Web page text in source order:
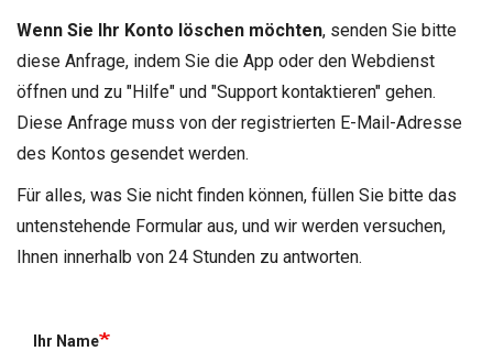
Wenn Sie Ihr Konto löschen möchten, senden Sie bitte
diese Anfrage, indem Sie die App oder den Webdienst
öffnen und zu "Hilfe" und "Support kontaktieren" gehen.
Diese Anfrage muss von der registrierten E-Mail-Adresse
des Kontos gesendet werden.
Für alles, was Sie nicht finden können, füllen Sie bitte das
untenstehende Formular aus, und wir werden versuchen,
Ihnen innerhalb von 24 Stunden zu antworten.
Ihr Name